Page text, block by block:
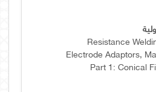
Resistance
Electrode Adaptors,
Part 1: Conical